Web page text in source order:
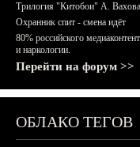
Трилогия "Китобои" А.
Охранник спит - смена идёт
80% российского
и наркологии.
Перейти на форум >>
ОБЛАКО ТЕГОВ